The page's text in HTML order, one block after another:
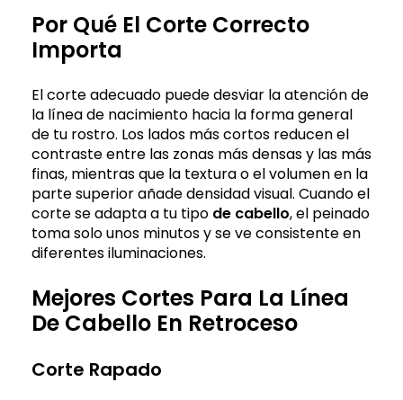
Por Qué El Corte Correcto
Importa
El corte adecuado puede desviar la atención de
la línea de nacimiento hacia la forma general
de tu rostro. Los lados más cortos reducen el
contraste entre las zonas más densas y las más
finas, mientras que la textura o el volumen en la
parte superior añade densidad visual. Cuando el
corte se adapta a tu tipo de cabello, el peinado
toma solo unos minutos y se ve consistente en
diferentes iluminaciones.
Mejores Cortes Para La Línea
De Cabello En Retroceso
Corte Rapado